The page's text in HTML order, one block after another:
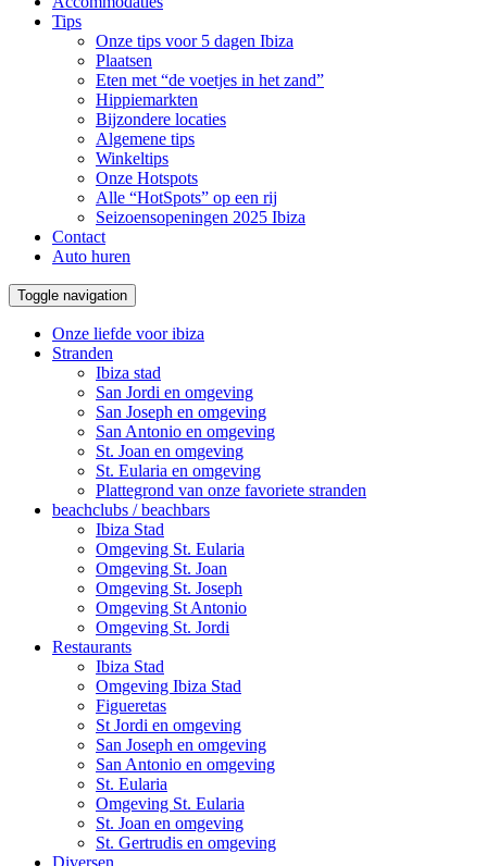
Tips
Onze tips voor 5 dagen Ibiza
Plaatsen
Eten met “de voetjes in het zand”
Hippiemarkten
Bijzondere locaties
Algemene tips
Winkeltips
Onze Hotspots
Alle “HotSpots” op een rij
Seizoensopeningen 2025 Ibiza
Contact
Auto huren
Toggle navigation
Onze liefde voor ibiza
Stranden
Ibiza stad
San Jordi en omgeving
San Joseph en omgeving
San Antonio en omgeving
St. Joan en omgeving
St. Eularia en omgeving
Plattegrond van onze favoriete stranden
beachclubs / beachbars
Ibiza Stad
Omgeving St. Eularia
Omgeving St. Joan
Omgeving St. Joseph
Omgeving St Antonio
Omgeving St. Jordi
Restaurants
Ibiza Stad
Omgeving Ibiza Stad
Figueretas
St Jordi en omgeving
San Joseph en omgeving
San Antonio en omgeving
St. Eularia
Omgeving St. Eularia
St. Joan en omgeving
St. Gertrudis en omgeving
Diversen